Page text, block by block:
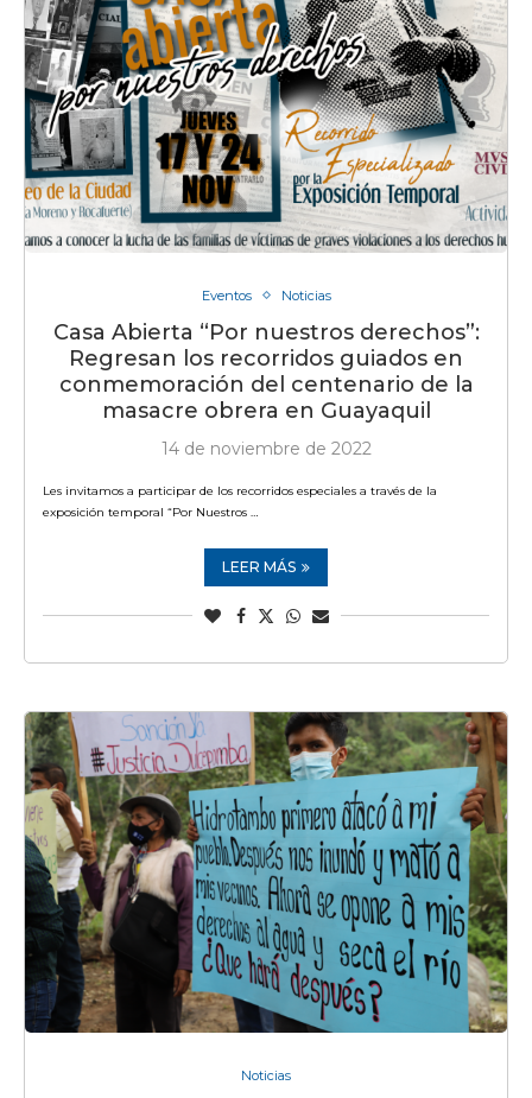
Eventos Noticias
Casa Abierta “Por nuestros derechos”:
Regresan los recorridos guiados en
conmemoración del centenario de la
masacre obrera en Guayaquil
14 de noviembre de 2022
Les invitamos a participar de los recorridos especiales a través de la
exposición temporal “Por Nuestros …
LEER MÁS
Noticias